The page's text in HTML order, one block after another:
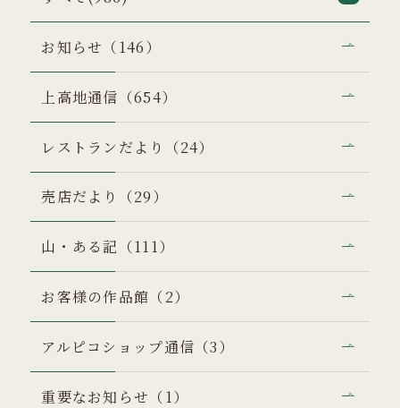
お知らせ（146）
上高地通信（654）
レストランだより（24）
売店だより（29）
山・ある記（111）
お客様の作品館（2）
アルピコショップ通信（3）
重要なお知らせ（1）